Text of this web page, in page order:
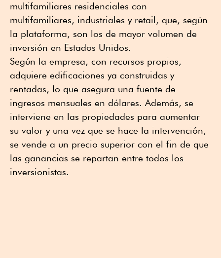
multifamiliares residenciales con
multifamiliares, industriales y retail, que, según
la plataforma, son los de mayor volumen de
inversión en Estados Unidos.
Según la empresa, con recursos propios,
adquiere edificaciones ya construidas y
rentadas, lo que asegura una fuente de
ingresos mensuales en dólares. Además, se
interviene en las propiedades para aumentar
su valor y una vez que se hace la intervención,
se vende a un precio superior con el fin de que
las ganancias se repartan entre todos los
inversionistas.